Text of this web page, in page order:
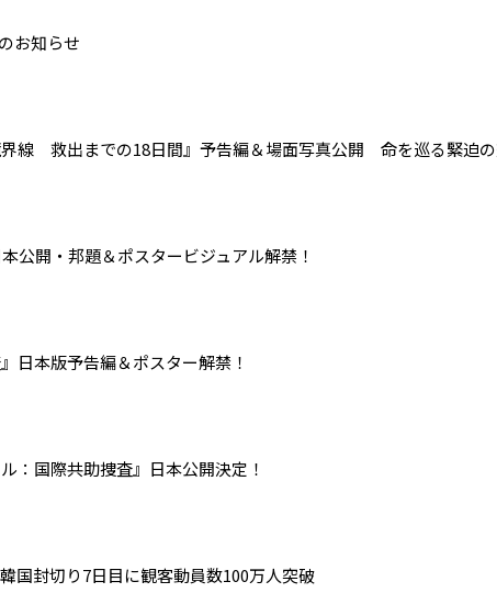
お知らせ
線 救出までの18日間』予告編＆場面写真公開 命を巡る緊迫
開・邦題＆ポスタービジュアル解禁！
日本版予告編＆ポスター解禁！
：国際共助捜査』日本公開決定！
国封切り7日目に観客動員数100万人突破